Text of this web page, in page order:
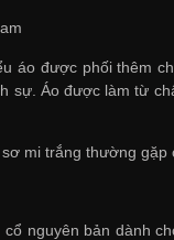
áo được phối thêm
sự. Áo được làm từ
mi trắng thường gặp
nguyên bản dành